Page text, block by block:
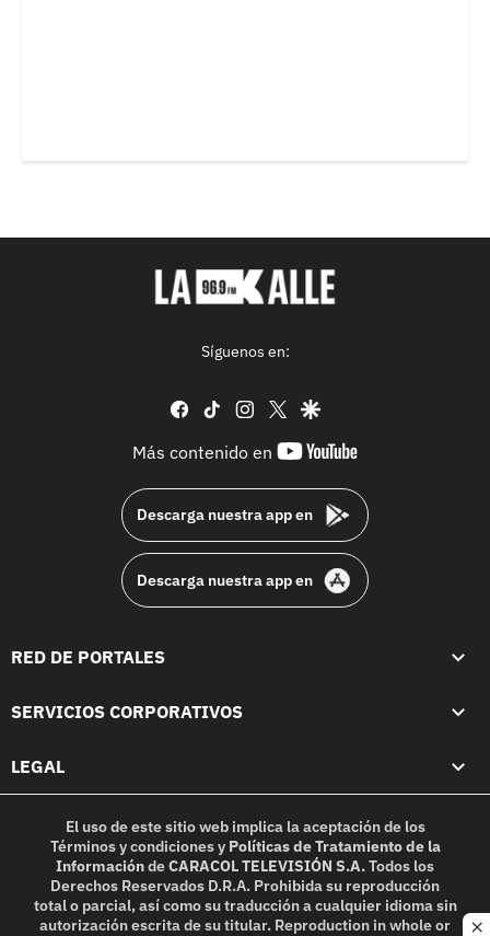
Síguenos en:
facebook
tiktok instagram
twittergoogle
Más contenido en
youtube-
Descarga nuestra app en
Descarga nuestra app en
RED DE PORTALES
SERVICIOS CORPORATIVOS
LEGAL
El uso de este sitio web implica la aceptación de los
Términos y condicionesy Políticas de Tratamiento de la
InformacióndeCARACOL TELEVISIÓN S.A.Todos los
Derechos Reservados D.R.A. Prohibida su reproducción
total o parcial, así como su traducción a cualquier idioma sin
autorización escrita de su titular. Reproduction in whole or